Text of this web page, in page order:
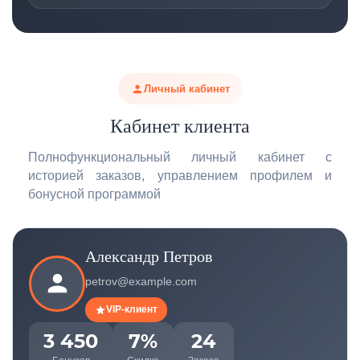
особенностям питомца. Или обратитесь к нашему
Личный кабинет
Кабинет клиента
Полнофункциональный личный кабинет с
историей заказов, управлением профилем и
бонусной программой
Александр Петров
petrov@example.com
VIP-клиент
3 450 7% 24